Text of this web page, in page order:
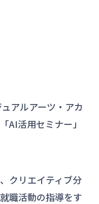
アルアーツ・アカ
AI活用セミナー」
クリエイティブ分
職活動の指導をす